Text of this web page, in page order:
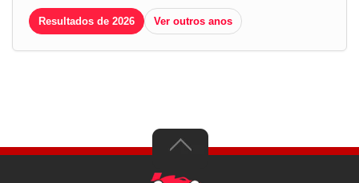
Resultados de 2026 Ver outros anos